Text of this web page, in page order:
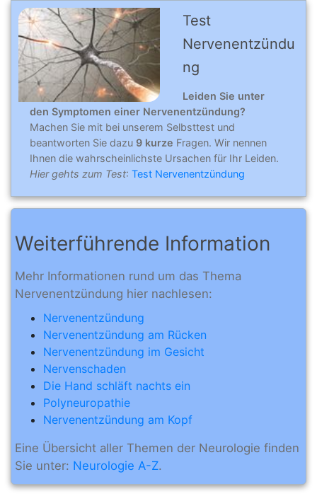
Test
Nervenentzündu
ng
Leiden Sie unter
den Symptomen einer Nervenentzündung?
Machen Sie mit bei unserem Selbsttest und
beantworten Sie dazu 9 kurze Fragen. Wir nennen
Ihnen die wahrscheinlichste Ursachen für Ihr Leiden.
Hier gehts zum Test: Test Nervenentzündung
Weiterführende Information
Mehr Informationen rund um das Thema
Nervenentzündung hier nachlesen:
Nervenentzündung
Nervenentzündung am Rücken
Nervenentzündung im Gesicht
Nervenschaden
Die Hand schläft nachts ein
Polyneuropathie
Nervenentzündung am Kopf
Eine Übersicht aller Themen der Neurologie finden
Sie unter: Neurologie A-Z.